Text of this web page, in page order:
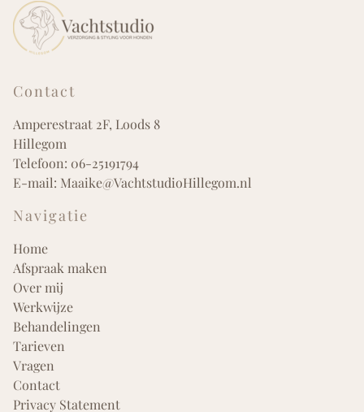
Contact
Amperestraat 2F, Loods 8
Hillegom
Telefoon: 06-25191794
E-mail: Maaike@VachtstudioHillegom.nl
Navigatie
Home
Afspraak maken
Over mij
Werkwijze
Behandelingen
Tarieven
Vragen
Contact
Privacy Statement